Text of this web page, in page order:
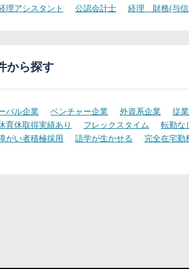
理アシスタント 公認会計士 経理 財務(与信
から探す
バル企業 ベンチャー企業 外資系企業 従
育休取得実績あり フレックスタイム 転勤な
がい者積極採用 語学が生かせる 完全在宅勤